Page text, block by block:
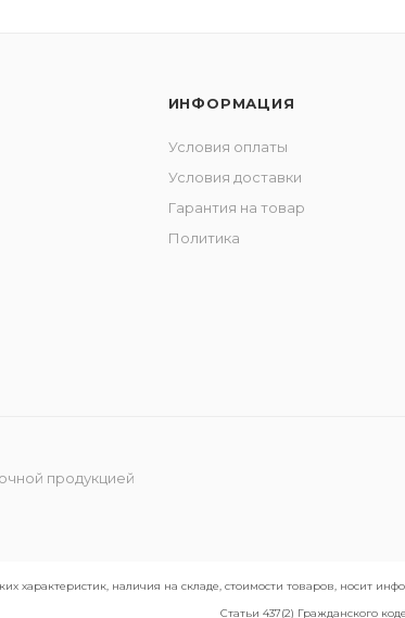
ИНФОРМАЦИЯ
Условия оплаты
Условия доставки
Гарантия на товар
Политика
продукцией
характеристик, наличия на складе, стоимости товаров,
Статьи 437(2) Гражданского